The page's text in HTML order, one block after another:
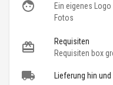
Ein eigenes
Fotos
Requisiten
Requisiten box
Lieferung hin